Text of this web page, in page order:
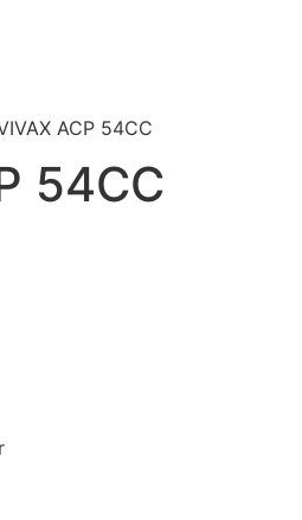
ACP 54CC
54CC